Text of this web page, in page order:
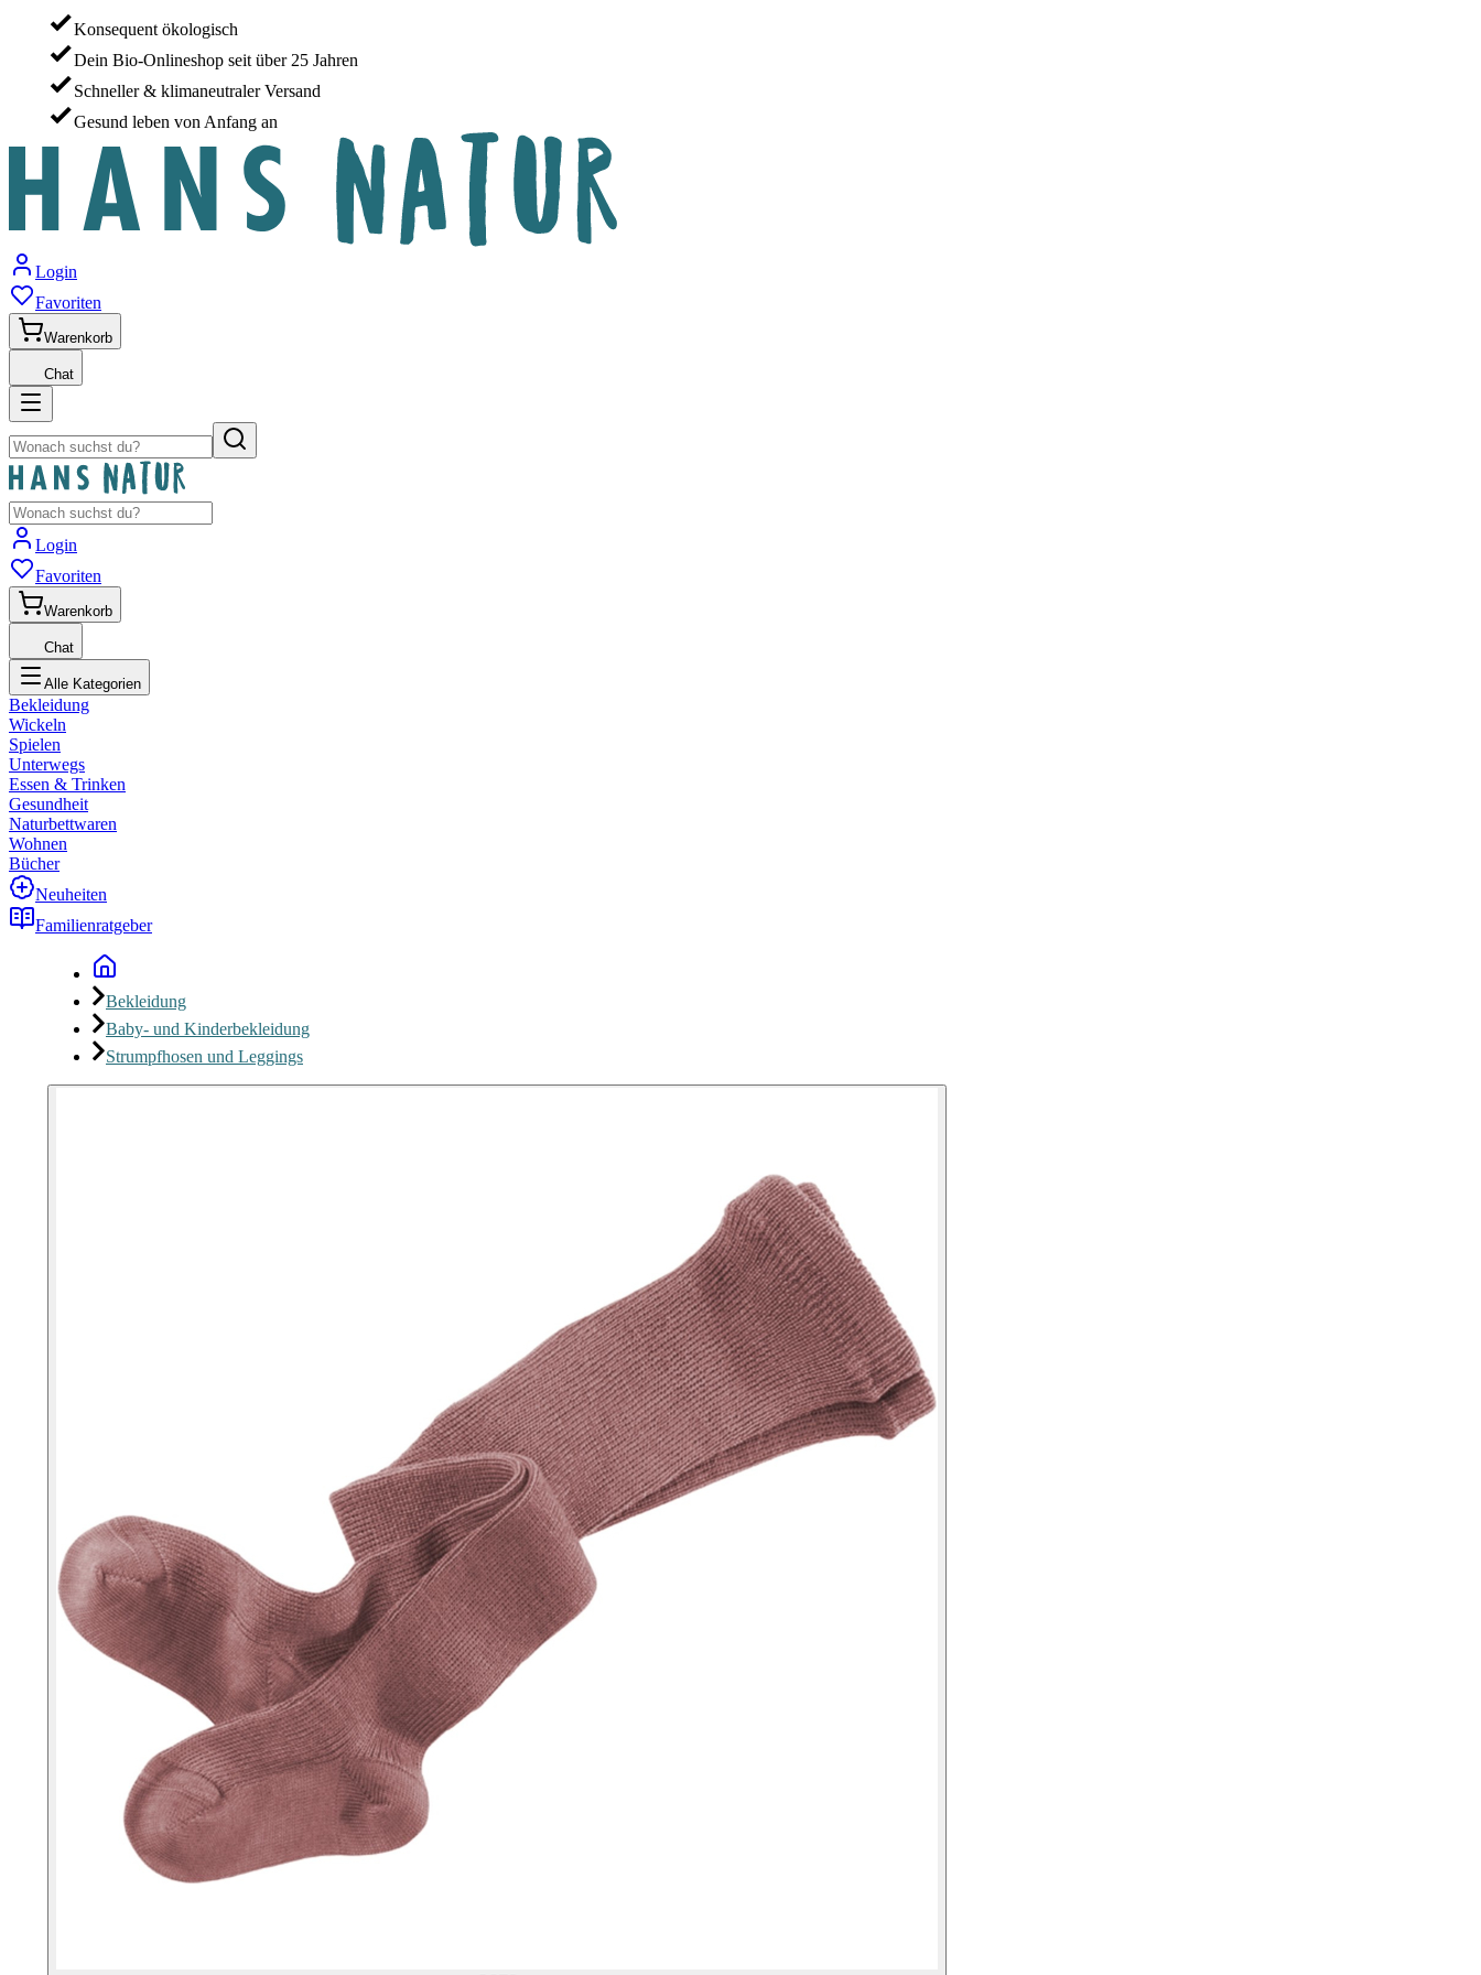
Konsequent ökologisch
Dein Bio-Onlineshop seit über 25 Jahren
Schneller & klimaneutraler Versand
Gesund leben von Anfang an
Login
Favoriten
Warenkorb
Chat
Login
Favoriten
Warenkorb
Chat
Alle Kategorien
Bekleidung
Wickeln
Spielen
Unterwegs
Essen & Trinken
Gesundheit
Naturbettwaren
Wohnen
Bücher
Neuheiten
Familienratgeber
Bekleidung
Baby- und Kinderbekleidung
Strumpfhosen und Leggings